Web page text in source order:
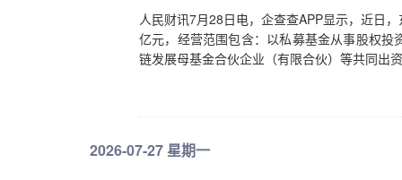
人民财讯7月28日电，企查查APP显示，近日
亿元，经营范围包含：以私募基金从事股权
链发展母基金合伙企业（有限合伙）等共同出
2026-07-27 星期一